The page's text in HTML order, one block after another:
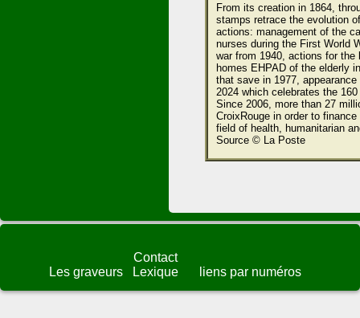
From its creation in 1864,
stamps retrace the evolution
actions: management of the
nurses during the First World
war from 1940, actions for the
homes EHPAD of the elderly
that save in 1977,
2024 which celebrates the
Since 2006, more than 27
CroixRouge in order to
field of health, humanitarian
Source © La Poste
Les graveurs
Contact
Lexique
liens par numéros